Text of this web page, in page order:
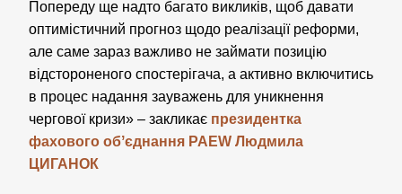
Попереду ще надто багато викликів, щоб давати
оптимістичний прогноз щодо реалізації реформи,
але саме зараз важливо не займати позицію
відстороненого спостерігача, а активно включитись
в процес надання зауважень для уникнення
чергової кризи» – закликає президентка
фахового обʼєднання PAEW Людмила
ЦИГАНОК